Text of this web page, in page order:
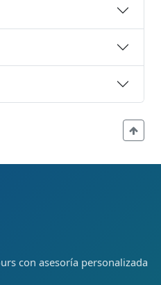
con asesoría personalizada